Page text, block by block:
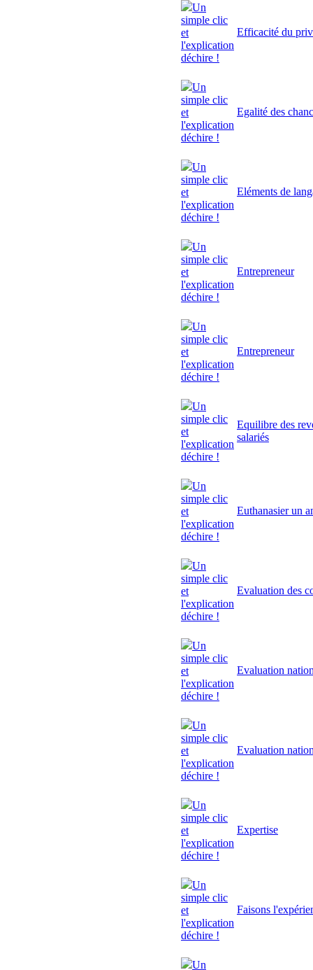
Un
simple clic
et
l'explication
déchire !
Efficacité du
Un
simple clic
et
l'explication
déchire !
Egalité des
Un
simple clic
et
l'explication
déchire !
Eléments de
Un
simple clic
et
l'explication
déchire !
Entrepreneur
Un
simple clic
et
l'explication
déchire !
Entrepreneur
Un
simple clic
et
l'explication
déchire !
Equilibre des
salariés
Un
simple clic
et
l'explication
déchire !
Euthanasier un
Un
simple clic
et
l'explication
déchire !
Evaluation des
Un
simple clic
et
l'explication
déchire !
Evaluation
Un
simple clic
et
l'explication
déchire !
Evaluation
Un
simple clic
et
l'explication
déchire !
Expertise
Un
simple clic
et
l'explication
déchire !
Faisons
Un